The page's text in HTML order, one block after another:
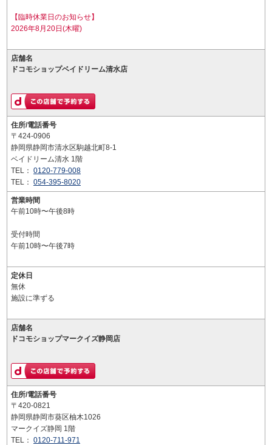
【臨時休業日のお知らせ】
2026年8月20日(木曜)
店舗名
ドコモショップベイドリーム清水店
住所/電話番号
〒424-0906
静岡県静岡市清水区駒越北町8-1
ベイドリーム清水 1階
TEL： 0120-779-008
TEL： 054-395-8020
営業時間
午前10時〜午後8時
受付時間
午前10時〜午後7時
定休日
無休
施設に準ずる
店舗名
ドコモショップマークイズ静岡店
住所/電話番号
〒420-0821
静岡県静岡市葵区柚木1026
マークイズ静岡 1階
TEL： 0120-711-971